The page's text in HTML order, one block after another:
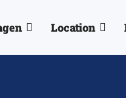
Location